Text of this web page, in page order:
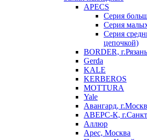
APECS
Серия
Серия
Серия
цепочкой)
BORDER, г.Рязань
Gerda
KALE
KERBEROS
MOTTURA
Yale
Авангард,
АВЕРС-К,
Аллюр
Арес, Москва